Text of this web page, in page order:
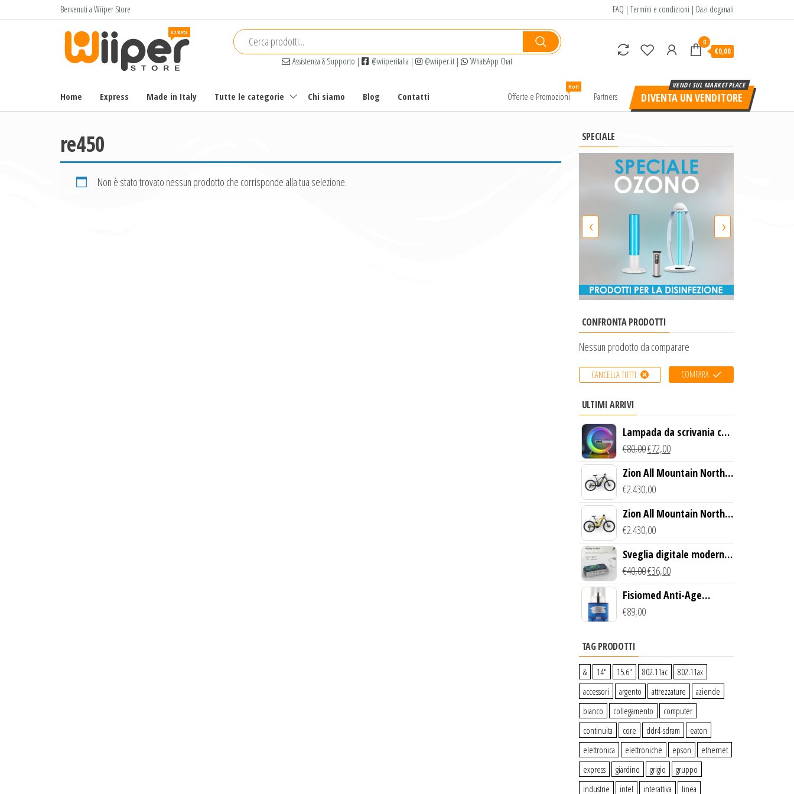
e
Benvenuti a Wiiper Store FAQ | Termini e condizioni | Dazi doganali
Wiiper
a basso
prezzo
Assistenza & Supporto | @wiiperitalia | @wiiper.it | WhatsApp Chat
0
€0,00
Home Express Made in Italy Tutte le categorie Chi siamo Blog Contatti Offerte e Promozioni
Hot!
Partners DIVENTA UN VENDITORE
re450
Non è stato trovato nessun prodotto che corrisponde alla tua selezione.
SPECIALE
‹ ›
CONFRONTA PRODOTTI
Nessun prodotto da comparare
CANCELLA TUTTI COMPARA
ULTIMI ARRIVI
Lampada da scrivania con
luce LED e ricarica
wireless
€80,00€72,00
Zion All Mountain North
Creek Bike (Nero)
€2.430,00
Zion All Mountain North
Creek Bike (Giallo)
€2.430,00
Sveglia digitale moderna
con Caricabatterie
Wireless Qi
€40,00€36,00
Fisiomed Anti-Age
Defense Face Serum
€89,00
TAG PRODOTTI
& 14″ 15.6″ 802.11ac
802.11ax
accessori
argento attrezzature
aziende
bianco
collegamento
computer
continuita
core ddr4-sdram
eaton
elettronica
elettroniche epson
ethernet
express
giardino grigio
gruppo
industrie
intel interattiva linea